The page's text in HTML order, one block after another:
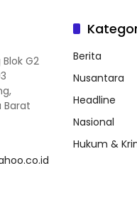
G2
Barat
Berita
Nusantara
Headline
Nasional
Hukum &